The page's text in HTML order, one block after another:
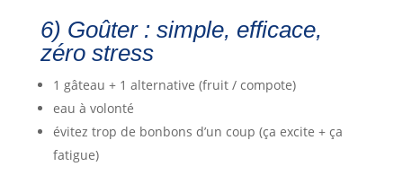
6) Goûter : simple, efficace,
zéro stress
1 gâteau + 1 alternative (fruit / compote)
eau à volonté
évitez trop de bonbons d’un coup (ça excite + ça
fatigue)